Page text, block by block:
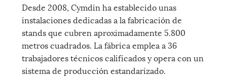
Desde 2008, Cymdin ha establecido unas
instalaciones dedicadas a la fabricación de
stands que cubren aproximadamente 5.800
metros cuadrados. La fábrica emplea a 36
trabajadores técnicos calificados y opera con un
sistema de producción estandarizado.